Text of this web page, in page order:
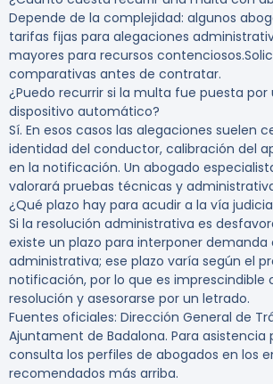
Depende de la complejidad: algunos
tarifas fijas para alegaciones
mayores para recursos
comparativas antes de contratar.
¿Puedo recurrir si la multa fue puesta por
dispositivo automático?
Sí. En esos casos las alegaciones suelen
identidad del conductor, calibración del
en la notificación. Un abogado
valorará pruebas técnicas y
¿Qué plazo hay para acudir a la vía
Si la resolución administrativa es
existe un plazo para interponer
administrativa; ese plazo varía según el
notificación, por lo que es imprescindible
resolución y asesorarse por un letrado.
Fuentes oficiales: Dirección General de
Ajuntament de Badalona. Para asistencia
consulta los perfiles de abogados en los
recomendados más arriba.